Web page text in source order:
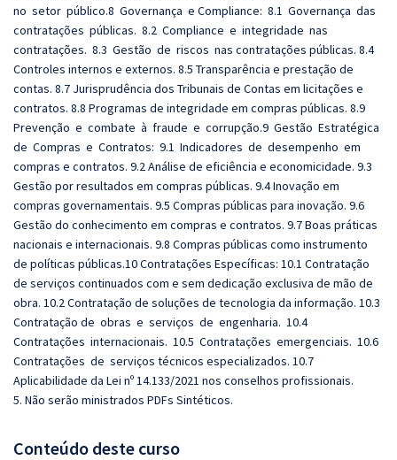
no setor público.8 Governança e Compliance: 8.1 Governança das
contratações públicas. 8.2 Compliance e integridade nas
contratações. 8.3 Gestão de riscos nas contratações públicas. 8.4
Controles internos e externos. 8.5 Transparência e prestação de
contas. 8.7 Jurisprudência dos Tribunais de Contas em licitações e
contratos. 8.8 Programas de integridade em compras públicas. 8.9
Prevenção e combate à fraude e corrupção.9 Gestão Estratégica
de Compras e Contratos: 9.1 Indicadores de desempenho em
compras e contratos. 9.2 Análise de eficiência e economicidade. 9.3
Gestão por resultados em compras públicas. 9.4 Inovação em
compras governamentais. 9.5 Compras públicas para inovação. 9.6
Gestão do conhecimento em compras e contratos. 9.7 Boas práticas
nacionais e internacionais. 9.8 Compras públicas como instrumento
de políticas públicas.10 Contratações Específicas: 10.1 Contratação
de serviços continuados com e sem dedicação exclusiva de mão de
obra. 10.2 Contratação de soluções de tecnologia da informação. 10.3
Contratação de obras e serviços de engenharia. 10.4
Contratações internacionais. 10.5 Contratações emergenciais. 10.6
Contratações de serviços técnicos especializados. 10.7
Aplicabilidade da Lei nº 14.133/2021 nos conselhos profissionais.
5. Não serão ministrados PDFs Sintéticos.
Conteúdo deste curso